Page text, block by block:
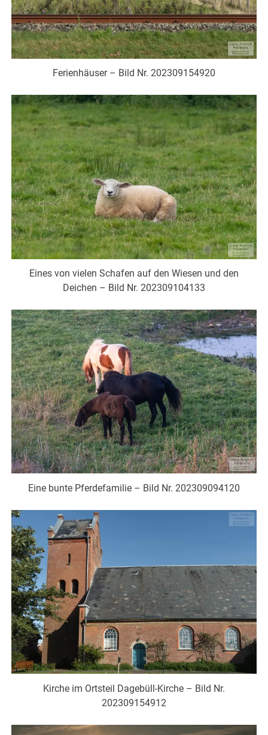
Ferienhäuser – Bild Nr. 202309154920
Eines von vielen Schafen auf den Wiesen und den
Deichen – Bild Nr. 202309104133
Eine bunte Pferdefamilie – Bild Nr. 202309094120
Kirche im Ortsteil Dagebüll-Kirche – Bild Nr.
202309154912